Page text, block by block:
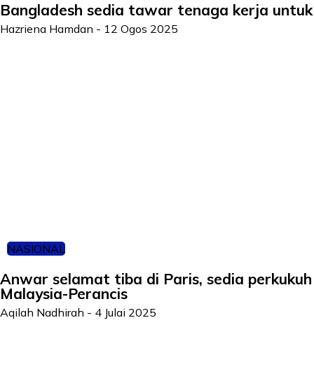
Bangladesh sedia tawar tenaga kerja
Hazriena Hamdan - 12 Ogos 2025
NASIONAL
Anwar selamat tiba di Paris, sedia
Malaysia-Perancis
Aqilah Nadhirah - 4 Julai 2025